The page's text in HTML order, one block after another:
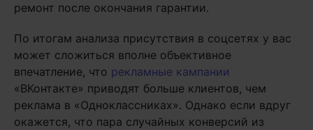
ремонт после окончания гарантии.
По итогам анализа присутствия в соцсетях у вас
может сложиться вполне объективное
впечатление, что рекламные кампании
«ВКонтакте» приводят больше клиентов, чем
реклама в «Одноклассниках». Однако если вдруг
окажется, что пара случайных конверсий из